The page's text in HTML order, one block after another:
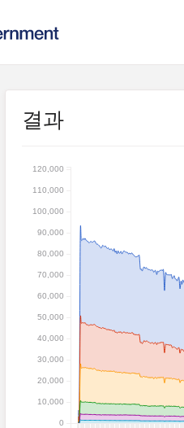
결과
0
10,000
20,000
30,000
40,000
50,000
60,000
70,000
80,000
90,000
100,000
110,000
120,000